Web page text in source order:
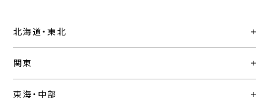
北海道・東北
関東
東海・中部